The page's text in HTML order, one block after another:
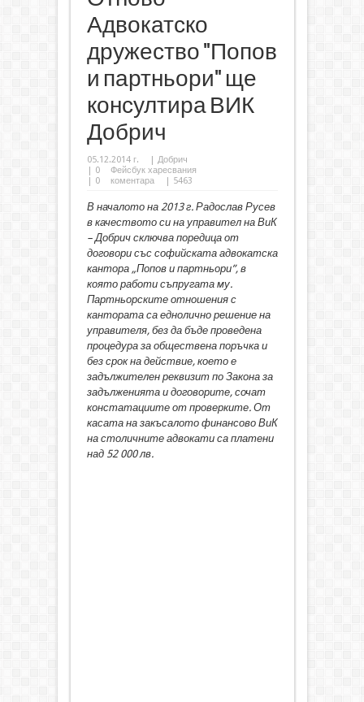
Адвокатско
дружество "Попов
и партньори" ще
консултира ВИК
Добрич
05.12.2014 г. | Добрич
| 0
Фейсбук харесвания
| 0 коментара | 5463
В началото на 2013 г. Радослав Русев
в качеството си на управител на ВиК
– Добрич сключва поредица от
договори със софийската адвокатска
кантора „Попов и партньори”, в
която работи съпругата му.
Партньорските отношения с
кантората са еднолично решение на
управителя, без да бъде проведена
процедура за обществена поръчка и
без срок на действие, което е
задължителен реквизит по Закона за
задълженията и договорите, сочат
констатациите от проверките. От
касата на закъсалото финансово ВиК
на столичните адвокати са платени
над 52 000 лв.